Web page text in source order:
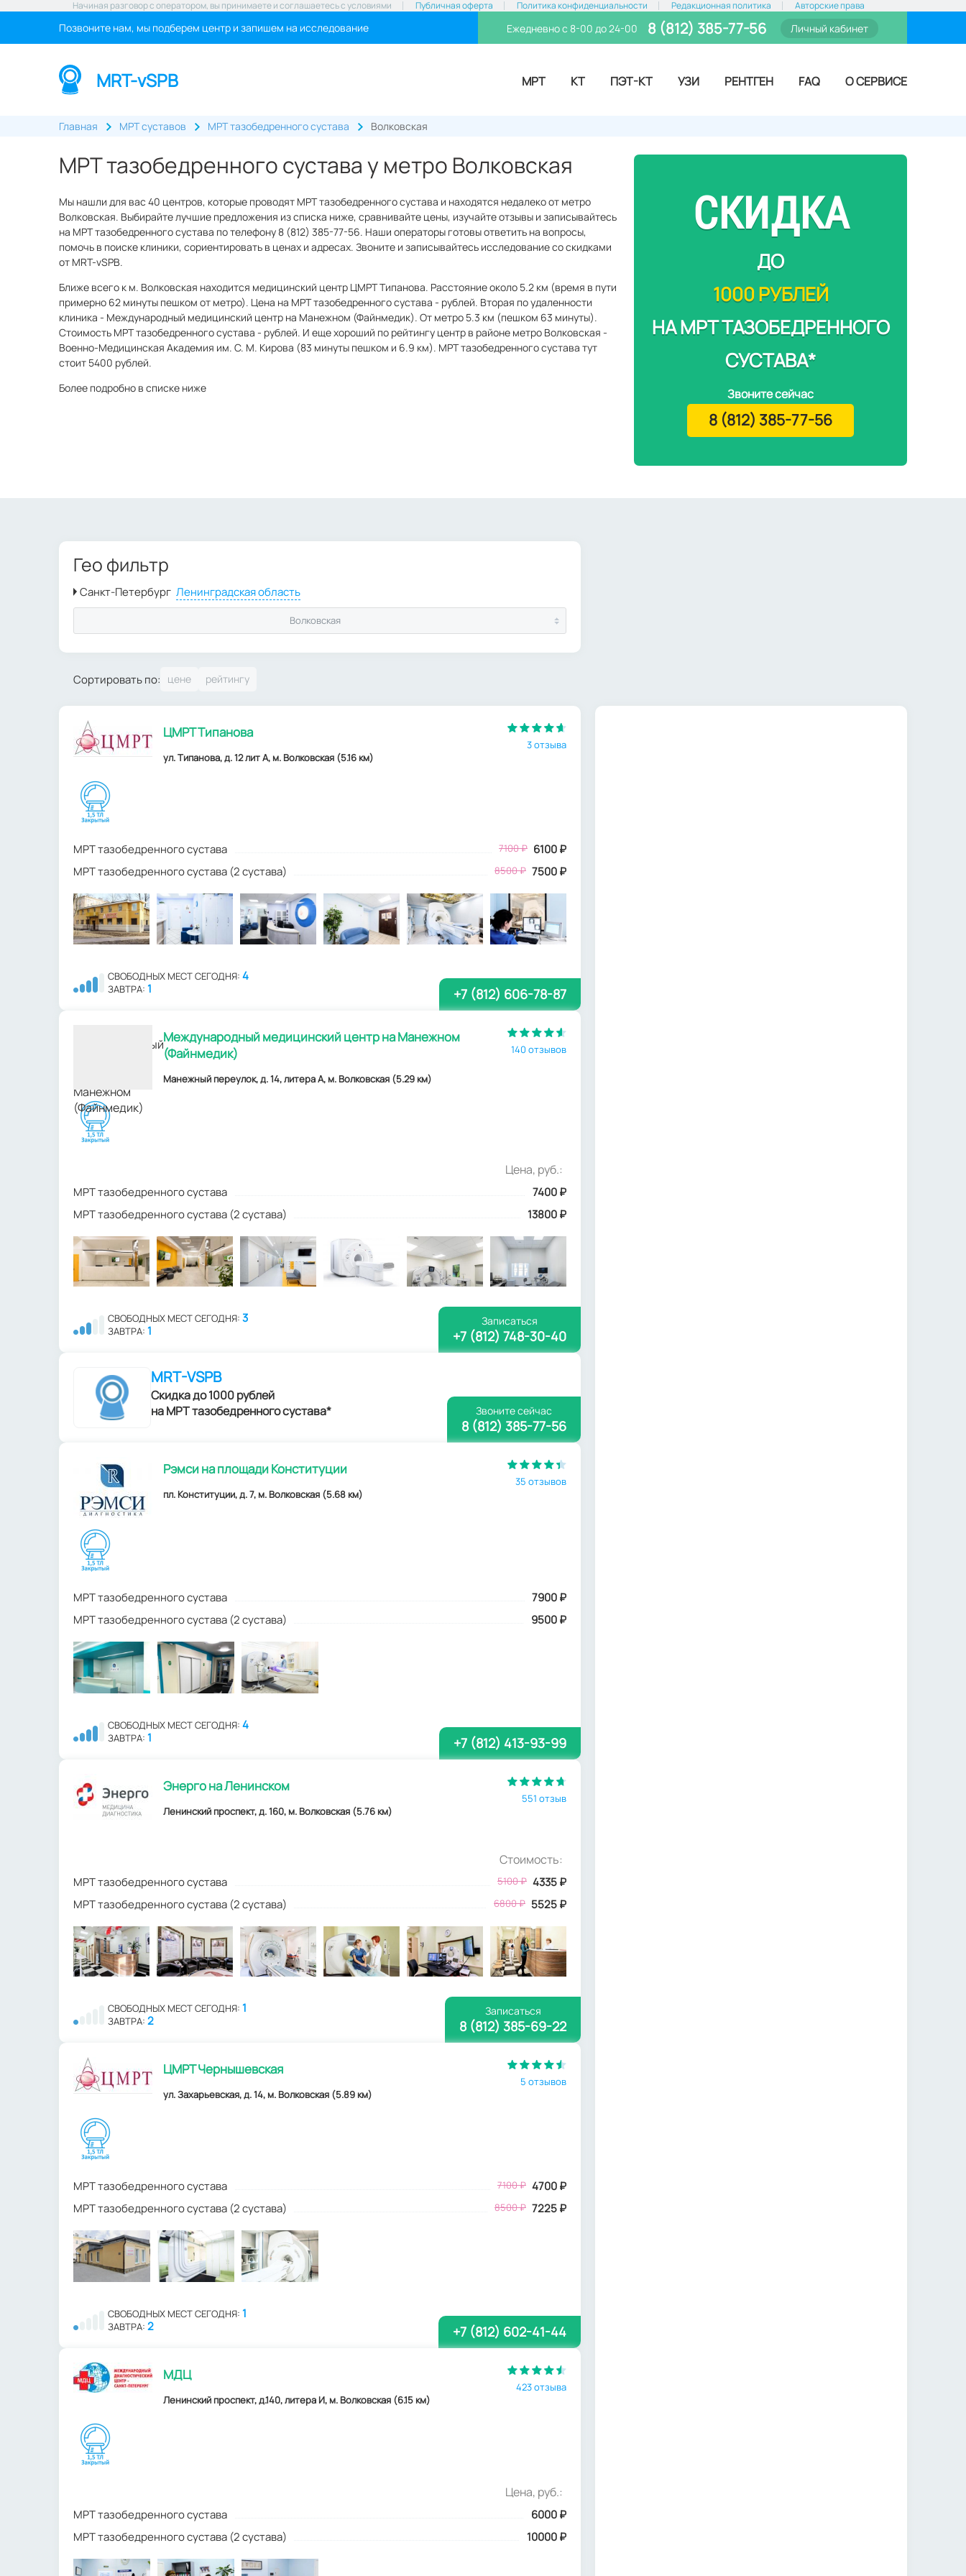
Начиная разговор с оператором, вы принимаете и соглашаетесь с условиями Публичная оферта Политика конфиденциальности Редакционная политика Авторские права
Позвоните нам, мы подберем центр и запишем на исследование Ежедневно с 8-00 до 24-00 8 (812) 385-77-56 Личный кабинет
MRT-vSPB МРТ КТ ПЭТ-КТ УЗИ РЕНТГЕН FAQ О СЕРВИСЕ
Главная МРТ суставов МРТ тазобедренного сустава Волковская
МРТ тазобедренного сустава у метро Волковская
Мы нашли для вас 40 центров, которые проводят МРТ тазобедренного сустава и находятся недалеко от метро
Волковская. Выбирайте лучшие предложения из списка ниже, сравнивайте цены, изучайте отзывы и записывайтесь
на МРТ тазобедренного сустава по телефону 8 (812) 385-77-56. Наши операторы готовы ответить на вопросы,
помочь в поиске клиники, сориентировать в ценах и адресах. Звоните и записывайтесь исследование со скидками
от MRT-vSPB.
Ближе всего к м. Волковская находится медицинский центр ЦМРТ Типанова. Расстояние около 5.2 км (время в пути
примерно 62 минуты пешком от метро). Цена на МРТ тазобедренного сустава - рублей. Вторая по удаленности
клиника - Международный медицинский центр на Манежном (Файнмедик). От метро 5.3 км (пешком 63 минуты).
Стоимость МРТ тазобедренного сустава - рублей. И еще хороший по рейтингу центр в районе метро Волковская -
Военно-Медицинская Академия им. С. М. Кирова (83 минуты пешком и 6.9 км). МРТ тазобедренного сустава тут
стоит 5400 рублей.
Более подробно в списке ниже
СКИДКА
ДО
1000 РУБЛЕЙ
НА МРТ ТАЗОБЕДРЕННОГО
СУСТАВА*
Звоните сейчас
8 (812) 385-77-56
Гео фильтр
Волковская
Сортировать по:
ЦМРТ Типанова
ул. Типанова, д. 12 лит А, м. Волковская (5.16 км)
3 отзыва
МРТ тазобедренного сустава 7100₽ 6100₽
МРТ тазобедренного сустава (2 сустава)
8500 ₽ 7500 ₽
СВОБОДНЫХ МЕСТ СЕГОДНЯ: 4
ЗАВТРА: 1 +7 (812) 606-78-87
Международный медицинский центр на Манежном
(Файнмедик)
Манежный переулок, д. 14, литера А, м. Волковская (5.29 км)
140 отзывов
Цена, руб.:
МРТ тазобедренного сустава 7400₽
МРТ тазобедренного сустава (2 сустава)
13800 ₽
СВОБОДНЫХ МЕСТ СЕГОДНЯ: 3
ЗАВТРА: 1
Записаться
+7 (812) 748-30-40
MRT-VSPB
Скидка до 1000 рублей
на МРТ тазобедренного сустава*
Звоните сейчас
8 (812) 385-77-56
Рэмси на площади Конституции
пл. Конституции, д. 7, м. Волковская (5.68 км)
35 отзывов
МРТ тазобедренного сустава 7900₽
МРТ тазобедренного сустава (2 сустава)
9500 ₽
СВОБОДНЫХ МЕСТ СЕГОДНЯ: 4
ЗАВТРА: 1 +7 (812) 413-93-99
Энерго на Ленинском
Ленинский проспект, д. 160, м. Волковская (5.76 км)
551 отзыв
Стоимость:
МРТ тазобедренного сустава 5100₽ 4335₽
МРТ тазобедренного сустава (2 сустава)
6800 ₽ 5525 ₽
СВОБОДНЫХ МЕСТ СЕГОДНЯ: 1
ЗАВТРА: 2
Записаться
8 (812) 385-69-22
ЦМРТ Чернышевская
ул. Захарьевская, д. 14, м. Волковская (5.89 км)
5 отзывов
МРТ тазобедренного сустава 7100₽ 4700₽
МРТ тазобедренного сустава (2 сустава)
8500 ₽ 7225 ₽
СВОБОДНЫХ МЕСТ СЕГОДНЯ: 1
ЗАВТРА: 2 +7 (812) 602-41-44
МДЦ
Ленинский проспект, д.140, литера И, м. Волковская (6.15 км)
423 отзыва
Цена, руб.:
МРТ тазобедренного сустава 6000₽
МРТ тазобедренного сустава (2 сустава)
10000 ₽